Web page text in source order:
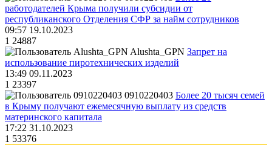
работодателей Крыма получили субсидии от
республиканского Отделения СФР за найм сотрудников
09:57 19.10.2023
1 24887
Alushta_GPN Запрет на
использование пиротехнических изделий
13:49 09.11.2023
1 23397
0910220403 Более 20 тысяч семей
в Крыму получают ежемесячную выплату из средств
материнского капитала
17:22 31.10.2023
1 53376